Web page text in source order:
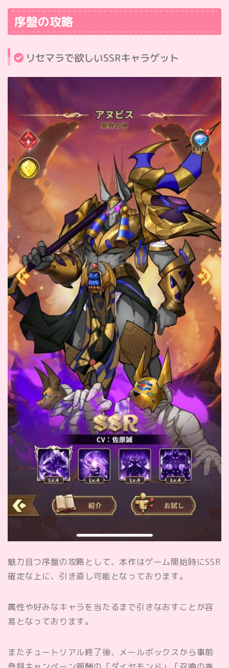
序盤の攻略
リセマラで欲しいSSRキャラゲット
魅力且つ序盤の攻略として、本作はゲーム開始時にSSR
確定な上に、引き直し可能となっております。
属性や好みなキャラを当たるまで引きなおすことが容
易となっております。
またチュートリアル終了後、メールボックスから事前